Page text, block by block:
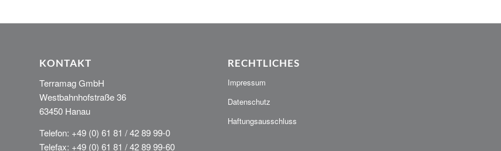
KONTAKT
Terramag GmbH
Westbahnhofstraße 36
63450 Hanau
Telefon: +49 (0) 61 81 / 42 89 99-0
Telefax: +49 (0) 61 81 / 42 89 99-60
RECHTLICHES
Impressum
Datenschutz
Haftungsausschluss